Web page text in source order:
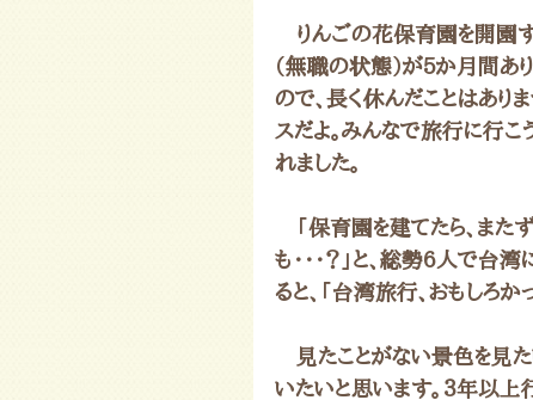
りんごの花保育園を開園
（無職の状態）が5か月間あ
ので、長く休んだことはあり
スだよ。みんなで旅行に行こ
れました。
「保育園を建てたら、また
も・・・？」と、総勢6人で台
ると、「台湾旅行、おもしろか
見たことがない景色を見た
いたいと思います。３年以上